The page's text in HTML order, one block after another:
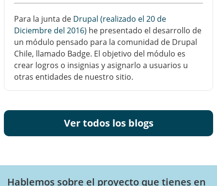
Para la junta de Drupal (realizado el 20 de
Diciembre del 2016) he presentado el desarrollo de
un módulo pensado para la comunidad de Drupal
Chile, llamado Badge. El objetivo del módulo es
crear logros o insignias y asignarlo a usuarios u
otras entidades de nuestro sitio.
Ver todos los blogs
Hablemos sobre el proyecto que tienes en